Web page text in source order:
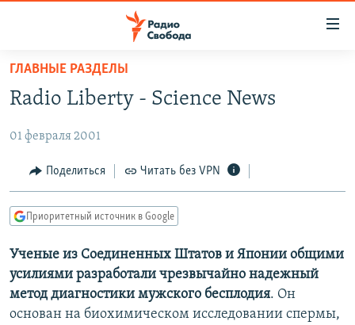
упрощенного
доступа
содержанию
Вернутся
навигации
Вернутся
поиску
ПРОГРАММЫ
АВТОРСКИЕ ПРОЕКТЫ
ЦИТАТЫ СВОБОДЫ
КУЛЬТУРА
IDEL.РЕАЛИИ
КАВКАЗ.РЕАЛИИ
СЕВЕР.РЕАЛИИ
ГЛАВНЫЕ РАЗДЕЛЫ
Radio Liberty - Science News
01 февраля 2001
Поделиться Читать без VPN
Приоритетный источник в Google
Ученые из Соединенных Штатов и Японии общими
усилиями разработали чрезвычайно надежный
метод диагностики мужского бесплодия. Он
основан на биохимическом исследовании спермы,